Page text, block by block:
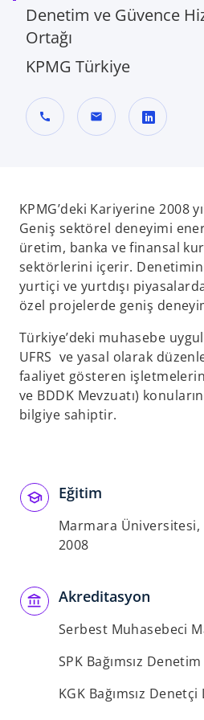
Denetim ve Güvence
Ortağı
KPMG Türkiye
call mail
n
s
i
n
a
n
w
t
a
b
KPMG’deki Kariyerine 2008
Geniş sektörel deneyimi
üretim, banka ve finansal
sektörlerini içerir. Denetimin
yurtiçi ve yurtdışı
özel projelerde geniş
Türkiye’deki muhasebe
UFRS ve yasal olarak
faaliyet gösteren
ve BDDK Mevzuatı)
bilgiye sahiptir.
Eğitim
Marmara Üniversitesi,
2008
Akreditasyon
Serbest Muhasebeci
SPK Bağımsız Denetim
KGK Bağımsız Denetçi